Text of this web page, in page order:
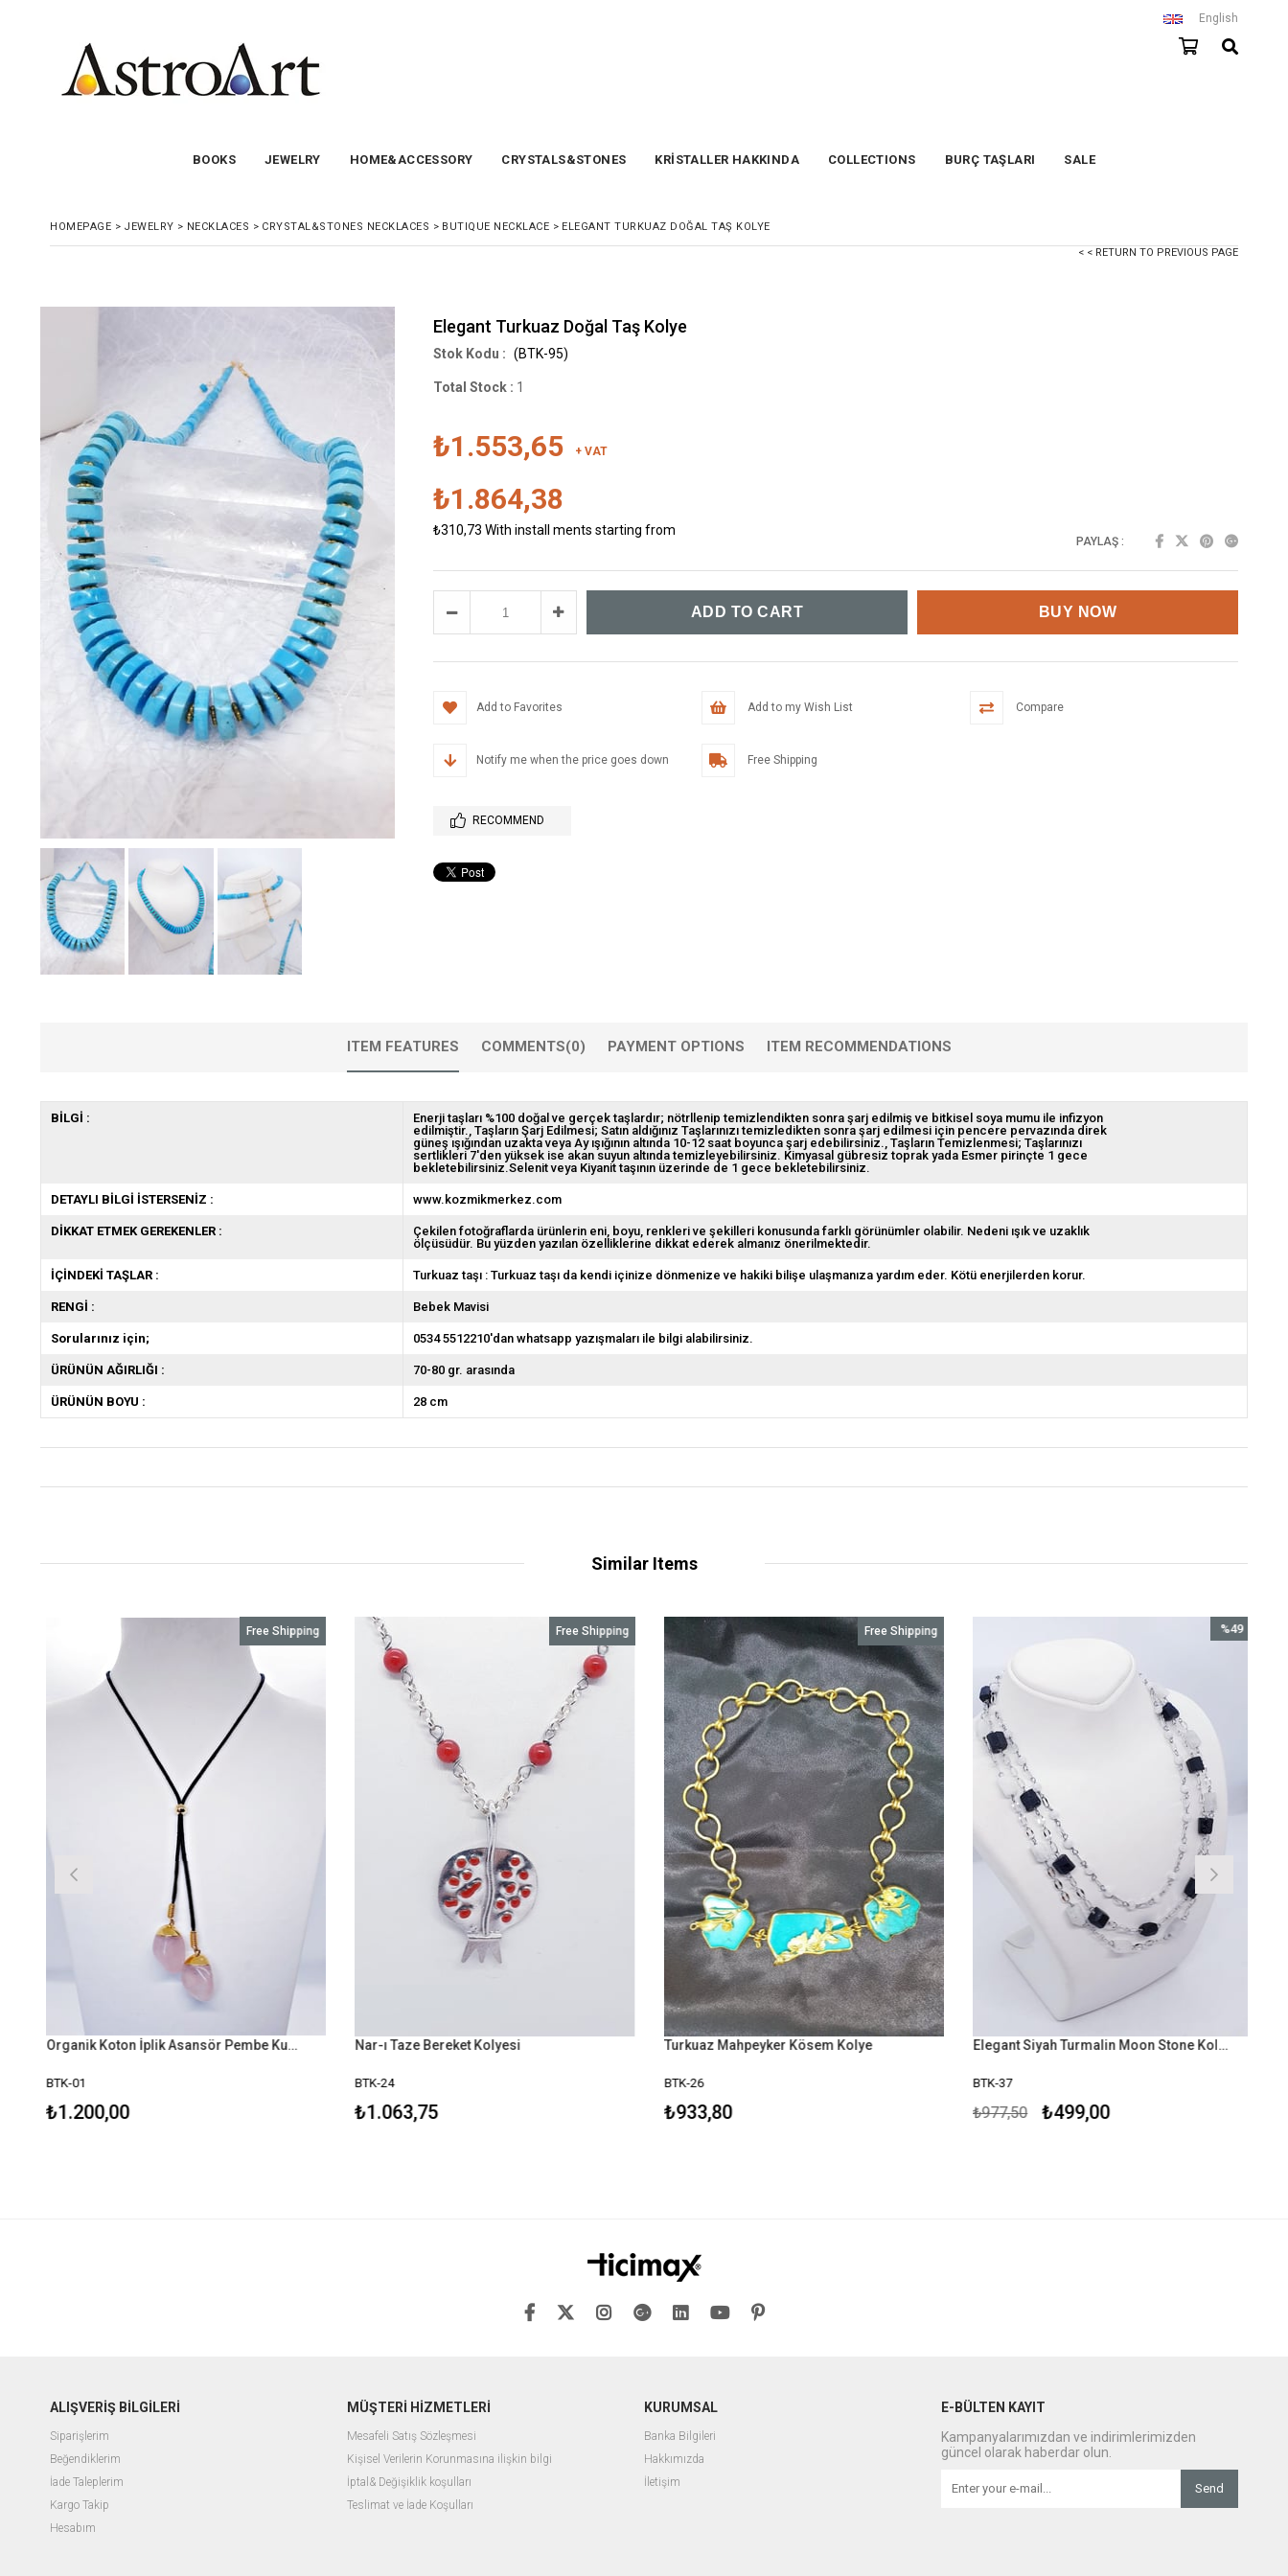
English
BOOKS JEWELRY HOME&ACCESSORY CRYSTALS&STONES KRİSTALLER HAKKINDA COLLECTIONS BURÇ TAŞLARI SALE
HOMEPAGE > JEWELRY > NECKLACES > CRYSTAL&STONES NECKLACES > BUTIQUE NECKLACE > ELEGANT TURKUAZ DOĞAL TAŞ KOLYE
< < RETURN TO PREVIOUS PAGE
Elegant Turkuaz Doğal Taş Kolye
(BTK-95)
Total Stock : 1
₺1.553,65 + VAT
₺1.864,38
₺310,73 With install ments starting from
PAYLAŞ :
Add to Favorites Add to my Wish List Compare
Notify me when the price goes down Free Shipping
RECOMMEND
ITEM FEATURES COMMENTS(0) PAYMENT OPTIONS ITEM RECOMMENDATIONS
BİLGİ :
Enerji taşları %100 doğal ve gerçek taşlardır; nötrllenip temizlendikten sonra şarj edilmiş ve bitkisel soya mumu ile infizyon
edilmiştir. Taşların Şarj Edilmesi; Satın aldığınız Taşlarınızı temizledikten sonra şarj edilmesi için pencere pervazında direk
güneş ışığından uzakta veya Ay ışığının altında 10-12 saat boyunca şarj edebilirsiniz. Taşların Temizlenmesi; Taşlarınızı
sertlikleri 7'den yüksek ise akan suyun altında temizleyebilirsiniz. Kimyasal gübresiz toprak yada Esmer pirinçte 1 gece
bekletebilirsiniz.Selenit veya Kiyanit taşının üzerinde de 1 gece bekletebilirsiniz.
DETAYLI BİLGİ İSTERSENİZ : www.kozmikmerkez.com
DİKKAT ETMEK GEREKENLER :
Çekilen fotoğraflarda ürünlerin eni, boyu, renkleri ve şekilleri konusunda farklı görünümler olabilir. Nedeni ışık ve uzaklık
ölçüsüdür. Bu yüzden yazılan özelliklerine dikkat ederek almanız önerilmektedir.
İÇİNDEKİ TAŞLAR : Turkuaz taşı : Turkuaz taşı da kendi içinize dönmenize ve hakiki bilişe ulaşmanıza yardım eder. Kötü enerjilerden korur.
RENGİ : Bebek Mavisi
Sorularınız için; 0534 5512210'dan whatsapp yazışmaları ile bilgi alabilirsiniz.
ÜRÜNÜN AĞIRLIĞI : 70-80 gr. arasında
ÜRÜNÜN BOYU : 28 cm
Similar Items
Organik Koton İplik Asansör Pembe Kuvars Kolye
BTK-01
₺1.200,00
Free Shipping
Nar-ı Taze Bereket Kolyesi
BTK-24
₺1.063,75
Free Shipping
Turkuaz Mahpeyker Kösem Kolye
BTK-26
₺933,80
Free Shipping
Elegant Siyah Turmalin Moon Stone Kolye
BTK-37
₺499,00
₺977,50
%49
ALIŞVERİŞ BİLGİLERİ
Siparişlerim
Beğendiklerim
İade Taleplerim
Kargo Takip
Hesabım
MÜŞTERİ HİZMETLERİ
Mesafeli Satış Sözleşmesi
Kişisel Verilerin Korunmasına ilişkin bilgi
İptal& Değişiklik koşulları
Teslimat ve İade Koşulları
KURUMSAL
Banka Bilgileri
Hakkımızda
İletişim
E-BÜLTEN KAYIT
Kampanyalarımızdan ve indirimlerimizden
güncel olarak haberdar olun.
Send